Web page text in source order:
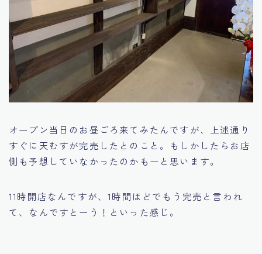
オープン当日のお昼ごろ来てみたんですが、上述通り
すぐに天むすが完売したとのこと。もしかしたらお店
側も予想していなかったのかもーと思います。
11時開店なんですが、1時間ほどでもう完売と言われ
て、なんですとーう！といった感じ。